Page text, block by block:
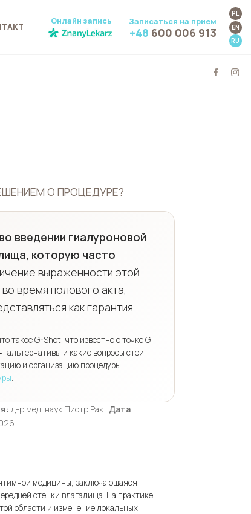
Онлайн запись Записаться на прием
+48 600 006 913
PL
EN
RU
О ПРОЦЕДУРЕ?
введении гиалуроновой
которую часто
выраженности этой
время полового акта,
как гарантия
такое G-Shot, что известно о точке G,
альтернативы и какие вопросы стоит
и организацию процедуры,
.
д-р мед. наук Пиотр Рак | Дата
медицины, заключающаяся
стенки влагалища. На практике
области и изменение локальных